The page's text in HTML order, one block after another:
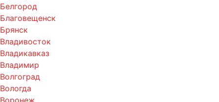
Белгород
Благовещенск
Брянск
Владивосток
Владикавказ
Владимир
Волгоград
Вологда
Воронеж